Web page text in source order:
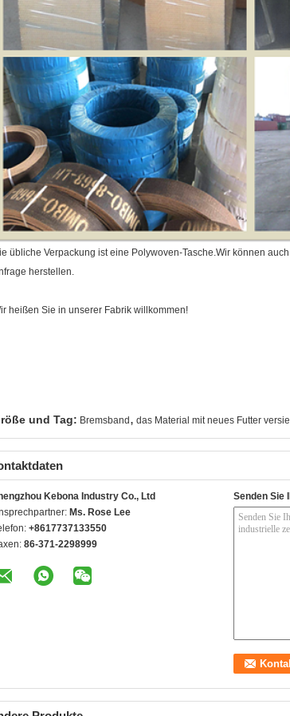
übliche Verpackung ist eine Polywoven-Tasche.Wir können
herstellen.
heißen Sie in unserer Fabrik willkommen!
und Tag: Bremsband , das Material mit neues Futter
Kebona Industry Co., Ltd
Ms. Rose Lee
+8617737133550
86-371-2298999
Senden Sie